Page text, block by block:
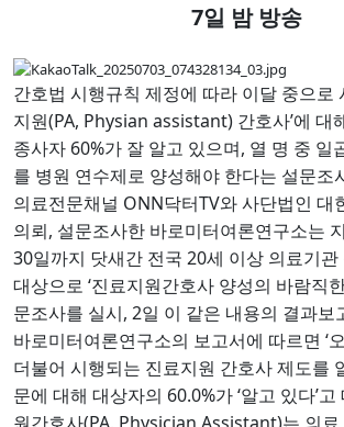
7일 밤 방송
간호법 시행규칙 제정에 따라 이달 중으로
지원(PA, Physian assistant) 간호사’에 대
종사자 60%가 잘 알고 있으며 , 열 명 중 일
를 병원 연수제로 양성해야 한다는 설문조
의료전문채널 ONN닥터TV와 사단법인 대
의뢰 , 설문조사한 바로미터여론연구소는
30일까지 닷새간 전국 20세 이상 의료기관
대상으로 ‘진료지원간호사 양성의 바람직
문조사를 실시 , 2일 이 같은 내용의 결과보
바로미터여론연구소의 보고서에 따르면 ‘
더불어 시행되는 진료지원 간호사 제도를
문에 대해 대상자의 60.0%가 ‘알고 있다’고